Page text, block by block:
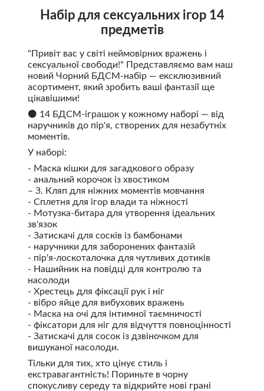
Набір для сексуальних ігор 14
предметів
"Привіт вас у світі неймовірних вражень і
сексуальної свободи!" Представляємо вам наш
новий Чорний БДСМ-набір — ексклюзивний
асортимент, який зробить ваші фантазії ще
цікавішими!
⚫️ 14 БДСМ-іграшок у кожному наборі — від
наручників до пір'я, створених для незабутніх
моментів.
У наборі:
- Маска кішки для загадкового образу
- анальний корочок із хвостиком
– З. Кляп для ніжних моментів мовчання
- Сплетня для ігор влади та ніжності
- Мотузка-битара для утворення ідеальних
зв'язок
- Затискачі для сосків із бамбонами
- наручники для заборонених фантазій
- пір'я-лоскоталочка для чутливих дотиків
- Нашийник на повідці для контролю та
насолоди
- Хрестець для фіксації рук і ніг
- вібро яйце для вибухових вражень
- Маска на очі для інтимної таємничості
- фіксатори для ніг для відчуття повноцінності
- Затискачі для сосок із дзвіночком для
вишуканої насолоди.
Тільки для тих, хто цінує стиль і
екстравагантність! Пориньте в чорну
спокусливу середу та відкрийте нові грані